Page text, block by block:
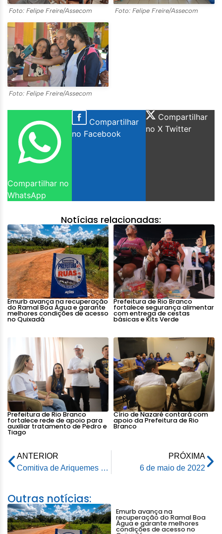
Foto: Felipe Freire/Assecom Foto: Felipe Freire/Assecom
Foto: Felipe Freire/Assecom
Compartilhar no
WhatsApp
Compartilhar
no Facebook
Compartilhar
no X Twitter
Notícias relacionadas:
Emurb avança na recuperação
do Ramal Boa Água e garante
melhores condições de acesso
no Quixadá
Prefeitura de Rio Branco
fortalece segurança alimentar
com entrega de cestas
básicas e Kits Verde
Prefeitura de Rio Branco
fortalece rede de apoio para
auxiliar tratamento de Pedro e
Tiago
Círio de Nazaré contará com
apoio da Prefeitura de Rio
Branco
ANTERIOR
Comitiva de Ariquemes visita a Granja Bela Flor em Epitaciolândia
PRÓXIMA
6 de maio de 2022
Outras notícias:
Emurb avança na
recuperação do Ramal Boa
Água e garante melhores
condições de acesso no